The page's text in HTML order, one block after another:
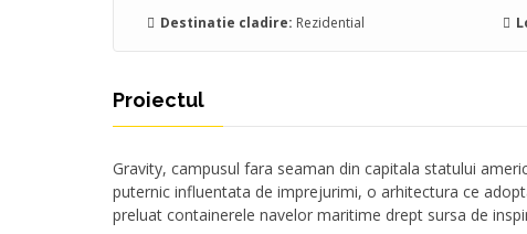
Destinatie cladire: Rezidential
Proiectul
Gravity, campusul fara seaman din capitala statului
puternic influentata de imprejurimi, o arhitectura ce
preluat containerele navelor maritime drept sursa de